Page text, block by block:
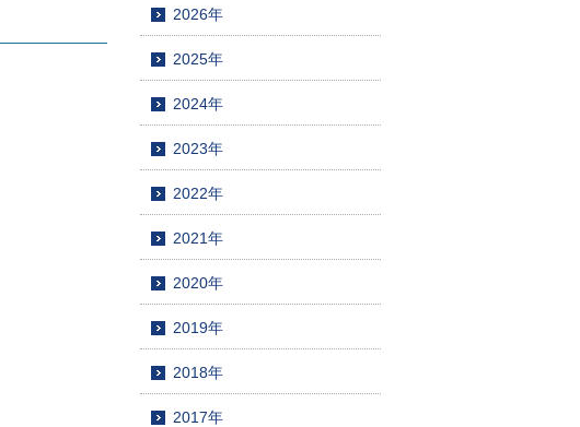
2026年
2025年
2024年
2023年
2022年
2021年
2020年
2019年
2018年
2017年